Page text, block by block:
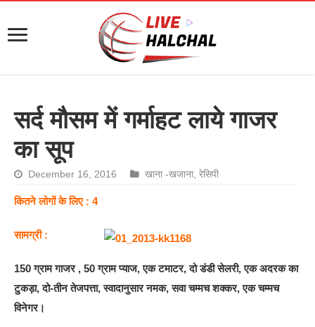
सर्द मौसम में गर्माहट लाये गाजर
का सूप
December 16, 2016 खाना -खजाना ,रेसिपी
कितने लोगों के लिए : 4
सामग्री :
150 ग्राम गाजर , 50 ग्राम प्याज, एक टमाटर, दो डंडी सेलरी, एक अदरक का
टुकड़ा, दो-तीन तेजपत्ता, स्वादानुसार नमक, सवा चम्मच शक्कर, एक चम्मच
विनेगर।